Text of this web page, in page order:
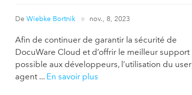
DeWiebke Bortnik nov., 8, 2023
Afin de continuer de garantir la sécurité de
DocuWare Cloud et d’offrir le meilleur support
possible aux développeurs, l’utilisation du user
agent ... En savoir plus